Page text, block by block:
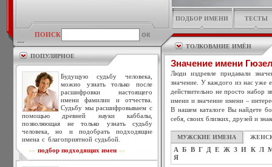
ПОИСК
ПОПУЛЯРНОЕ
Будущую судьбу человека,
можно узнать только после
расшифровки настоящего
имени фамилии и отчества.
Судьбу мы расшифровываем с
помощью древней науки каббалы,
позволяющая не только узнать судьбу
человека, но и подобрать подходящие
имена с благоприятной судьбой.
>> подбор подходящих имен <<
ПОДБОР ИМЕНИ ТЕСТЫ
ТОЛКОВАНИЕ ИМЁН
Значение имени
Люди издревле придавали
значение. У каждого из нас уже
действительно не просто набор
имени и значение имени –
В нашем каталоге Вы найдете
себя, своих близких, друзей и
МУЖСКИЕ ИМЕНА
А Б В Г Д Е Ж З И К Л
Я